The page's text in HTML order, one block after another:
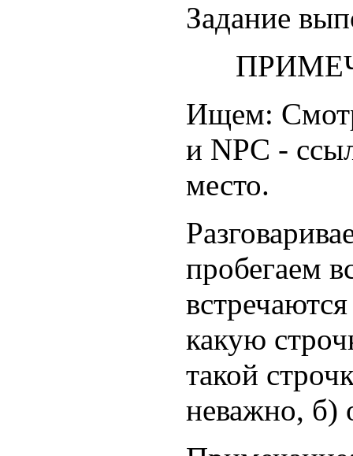
Задание
Ищем:
и NPC -
место.
пробегаем
какую
такой
неважно, б)